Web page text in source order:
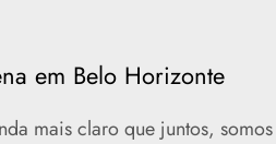
em Belo Horizonte
mais claro que juntos,